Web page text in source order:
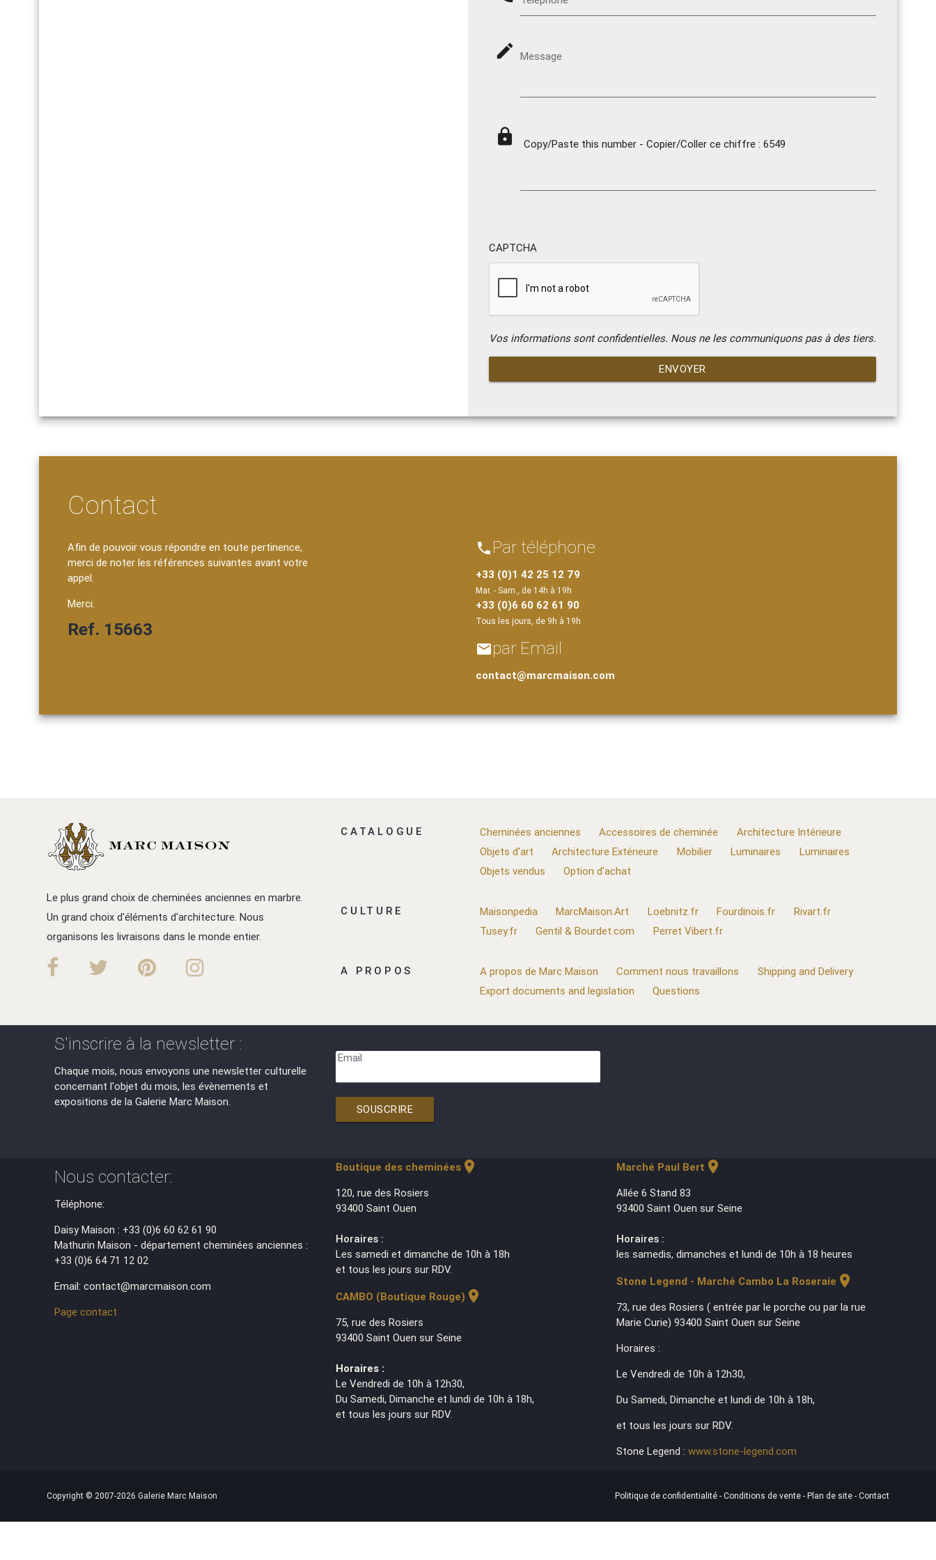
mode_edit Message
lock Copy/Paste this number - Copier/Coller ce chiffre : 6549
CAPTCHA
Vos informations sont confidentielles. Nous ne les communiquons pas à des tiers.
ENVOYER
Contact
Afin de pouvoir vous répondre en toute pertinence,
merci de noter les références suivantes avant votre
appel.
Merci.
Ref. 15663
phone Par téléphone
+33 (0)1 42 25 12 79
Mar. - Sam., de 14h à 19h
+33 (0)6 60 62 61 90
Tous les jours, de 9h à 19h
emailpar Email
contact@marcmaison.com
Le plus grand choix de cheminées anciennes en marbre.
Un grand choix d'éléments d'architecture. Nous
organisons les livraisons dans le monde entier.
CATALOGUE Cheminées anciennes Accessoires de cheminée
Architecture Intérieure
Objets d'art
Architecture Extérieure Mobilier Luminaires
Luminaires
Objets vendus
Option d'achat
CULTURE Maisonpedia MarcMaison.Art Loebnitz.fr Fourdinois.fr
Rivart.fr
Tusey.fr
Gentil & Bourdet.com Perret Vibert.fr
A PROPOS A propos de Marc Maison Comment nous travaillons
Shipping and Delivery
Export documents and legislation
Questions
S'inscrire à la newsletter :
Chaque mois, nous envoyons une newsletter culturelle
concernant l'objet du mois, les évènements et
expositions de la Galerie Marc Maison.
Email
SOUSCRIRE
Nous contacter:
Téléphone:
Daisy Maison : +33 (0)6 60 62 61 90
Mathurin Maison - département cheminées anciennes :
+33 (0)6 64 71 12 02
Email: contact@marcmaison.com
Page contact
Boutique des cheminéeslocation_on
120, rue des Rosiers
93400 Saint Ouen
Horaires :
Les samedi et dimanche de 10h à 18h
et tous les jours sur RDV.
CAMBO (Boutique Rouge) location_on
75, rue des Rosiers
93400 Saint Ouen sur Seine
Horaires :
Le Vendredi de 10h à 12h30,
Du Samedi, Dimanche et lundi de 10h à 18h,
et tous les jours sur RDV.
Marché Paul Bert location_on
Allée 6 Stand 83
93400 Saint Ouen sur Seine
Horaires :
les samedis, dimanches et lundi de 10h à 18 heures
Stone Legend - Marché Cambo La Roseraie location_on
73, rue des Rosiers ( entrée par le porche ou par la rue
Marie Curie) 93400 Saint Ouen sur Seine
Horaires :
Le Vendredi de 10h à 12h30,
Du Samedi, Dimanche et lundi de 10h à 18h,
et tous les jours sur RDV.
Stone Legend : www.stone-legend.com
Copyright © 2007-2026 Galerie Marc Maison Politique de confidentialité - Conditions de vente - Plan de site - Contact